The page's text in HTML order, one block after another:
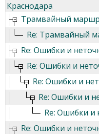
Краснодара
Трамвайный
Re: Трамвайный
Re: Ошибки и
Re: Ошибки и
Re: Ошибки и
Re: Ошибки и
Re: Ошибки и
Re: Ошибки и